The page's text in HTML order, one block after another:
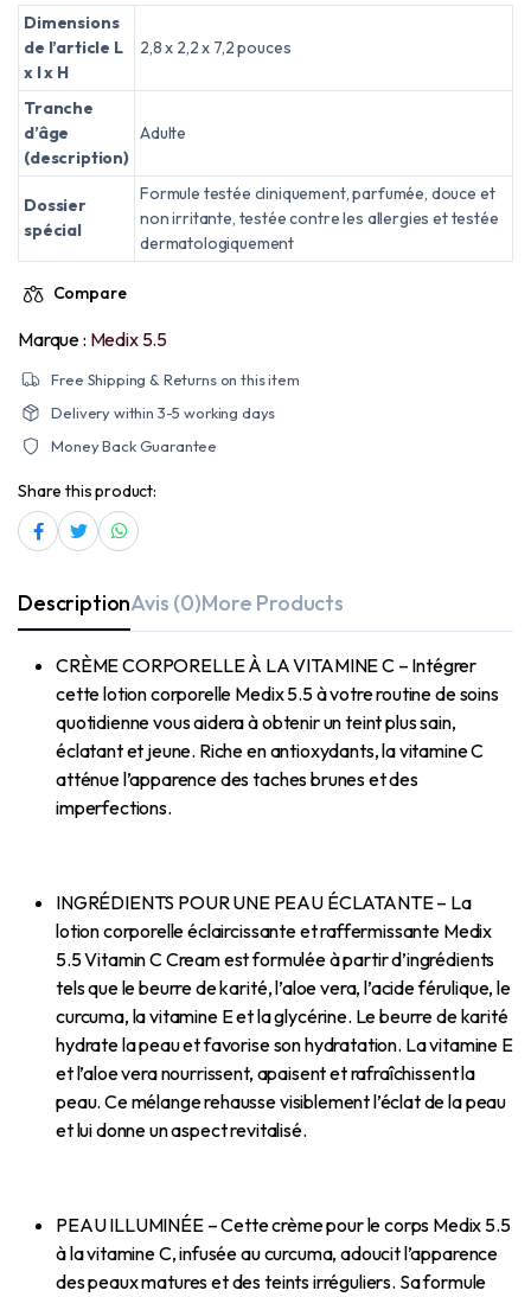
Dimensions
de l’article L
x l x H
2,8 x 2,2 x 7,2 pouces
Tranche
d’âge
(description)
Adulte
Dossier
spécial
Formule testée cliniquement, parfumée, douce et
non irritante, testée contre les allergies et testée
dermatologiquement
Compare
Marque : Medix 5.5
Free Shipping & Returns on this item
Delivery within 3-5 working days
Money Back Guarantee
Share this product:
DescriptionAvis (0)More Products
CRÈME CORPORELLE À LA VITAMINE C – Intégrer
cette lotion corporelle Medix 5.5 à votre routine de soins
quotidienne vous aidera à obtenir un teint plus sain,
éclatant et jeune. Riche en antioxydants, la vitamine C
atténue l’apparence des taches brunes et des
imperfections.
INGRÉDIENTS POUR UNE PEAU ÉCLATANTE – La
lotion corporelle éclaircissante et raffermissante Medix
5.5 Vitamin C Cream est formulée à partir d’ingrédients
tels que le beurre de karité, l’aloe vera, l’acide férulique, le
curcuma, la vitamine E et la glycérine. Le beurre de karité
hydrate la peau et favorise son hydratation. La vitamine E
et l’aloe vera nourrissent, apaisent et rafraîchissent la
peau. Ce mélange rehausse visiblement l’éclat de la peau
et lui donne un aspect revitalisé.
PEAU ILLUMINÉE – Cette crème pour le corps Medix 5.5
à la vitamine C, infusée au curcuma, adoucit l’apparence
des peaux matures et des teints irréguliers. Sa formule